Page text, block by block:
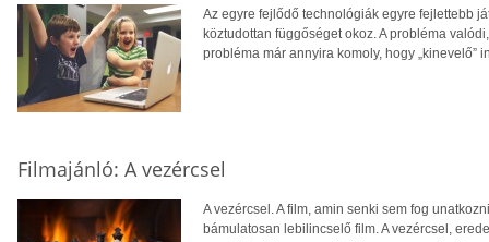
Az egyre fejlődő technológiák egyre fejlettebb
köztudottan függőséget okoz. A probléma
probléma már annyira komoly, hogy „kinevelő”
Filmajánló: A vezércsel
A vezércsel. A film, amin senki sem fog
bámulatosan lebilincselő film. A vezércsel,